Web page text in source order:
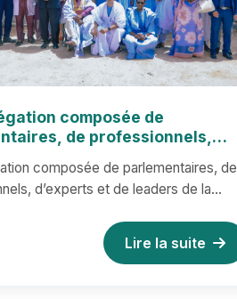
composée de
de professionnels,
une visite de terrain au
National de Contrôle de la
composée de parlementaires, de
d’experts et de leaders de la
Lire la suite